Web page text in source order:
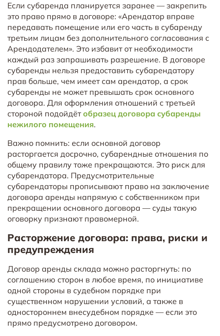
Если субаренда планируется заранее — закрепить
это право прямо в договоре: «Арендатор вправе
передавать помещение или его часть в субаренду
третьим лицам без дополнительного согласования с
Арендодателем». Это избавит от необходимости
каждый раз запрашивать разрешение. В договоре
субаренды нельзя предоставить субарендатору
прав больше, чем имеет сам арендатор, а срок
субаренды не может превышать срок основного
договора. Для оформления отношений с третьей
стороной подойдётобразец договора субаренды
нежилого помещения.
Важно помнить: если основной договор
расторгается досрочно, субарендные отношения по
общему правилу тоже прекращаются. Это риск для
субарендатора. Предусмотрительные
субарендаторы прописывают право на заключение
договора аренды напрямую с собственником при
прекращении основного договора — суды такую
оговорку признают правомерной.
Расторжение договора: права, риски и
предупреждения
Договор аренды склада можно расторгнуть: по
соглашению сторон в любое время, по инициативе
одной стороны в судебном порядке при
существенном нарушении условий, а также в
одностороннем внесудебном порядке — если это
прямо предусмотрено договором.